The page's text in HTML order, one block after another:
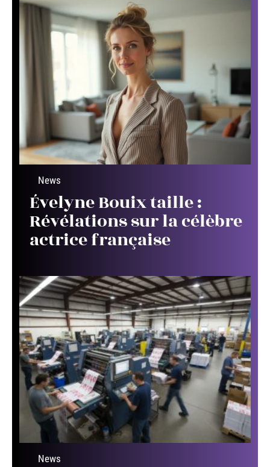
News
Évelyne Bouix taille :
Révélations sur la célèbre
actrice française
News